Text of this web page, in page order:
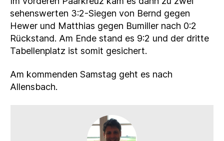
sehenswerten 3:2-Siegen von Bernd gegen
Hewer und Matthias gegen Bumiller nach 0:2
Rückstand. Am Ende stand es 9:2 und der dritte
Tabellenplatz ist somit gesichert.
Am kommenden Samstag geht es nach
Allensbach.